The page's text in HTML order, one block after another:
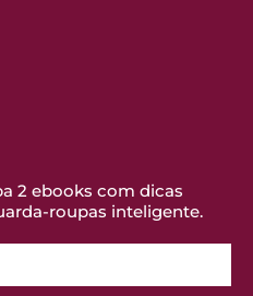
2 ebooks com dicas
roupas inteligente.